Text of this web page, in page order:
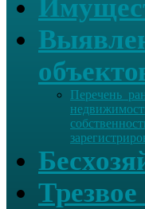
Перечень
Трезвое